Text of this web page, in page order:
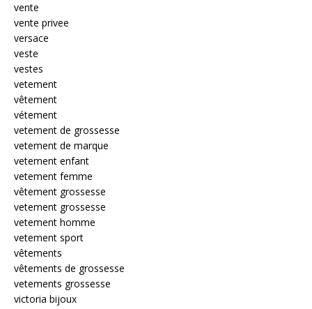
vente
vente privee
versace
veste
vestes
vetement
vêtement
vétement
vetement de grossesse
vetement de marque
vetement enfant
vetement femme
vêtement grossesse
vetement grossesse
vetement homme
vetement sport
vêtements
vêtements de grossesse
vetements grossesse
victoria bijoux